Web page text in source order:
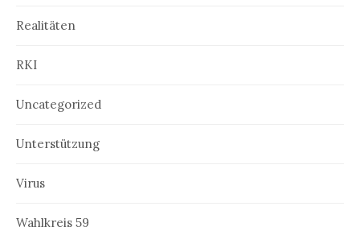
Realitäten
RKI
Uncategorized
Unterstützung
Virus
Wahlkreis 59